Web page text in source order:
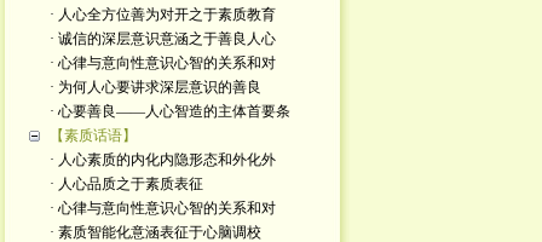
· 人心全方位善为对开之于素质教育
· 诚信的深层意识意涵之于善良人心
· 心律与意向性意识心智的关系和对
· 为何人心要讲求深层意识的善良
· 心要善良——人心智造的主体首要条
【素质话语】
· 人心素质的内化内隐形态和外化外
· 人心品质之于素质表征
· 心律与意向性意识心智的关系和对
· 素质智能化意涵表征于心脑调校